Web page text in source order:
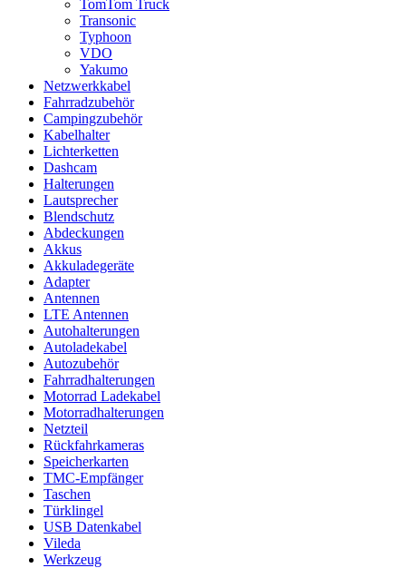
TomTom Truck
Transonic
Typhoon
VDO
Yakumo
Netzwerkkabel
Fahrradzubehör
Campingzubehör
Kabelhalter
Lichterketten
Dashcam
Halterungen
Lautsprecher
Blendschutz
Abdeckungen
Akkus
Akkuladegeräte
Adapter
Antennen
LTE Antennen
Autohalterungen
Autoladekabel
Autozubehör
Fahrradhalterungen
Motorrad Ladekabel
Motorradhalterungen
Netzteil
Rückfahrkameras
Speicherkarten
TMC-Empfänger
Taschen
Türklingel
USB Datenkabel
Vileda
Werkzeug